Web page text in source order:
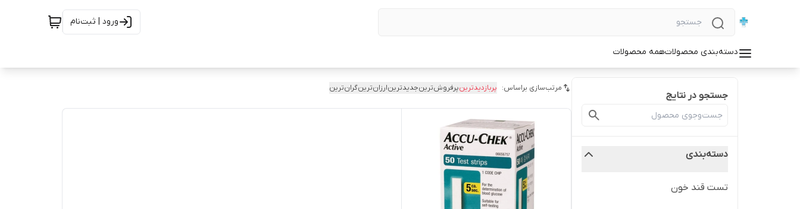
ورود | ثبت‌نام
دسته‌بندی محصولاتهمه محصولات
جستجو در نتایج
دسته‌بندی
تست قند خون
مرتب‌سازی براساس: پربازدیدترینپرفروش‌ترینجدیدترینارزان‌ترینگران‌ترین